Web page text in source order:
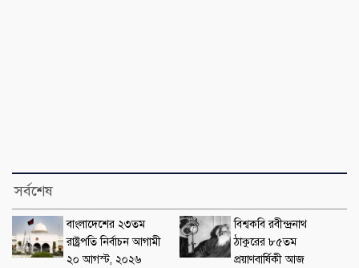
সর্বশেষ
বাংলাদেশের ২৩তম
রাষ্ট্রপতি নির্বাচন আগামী
২০ আগস্ট, ২০২৬
বিশ্বকবি রবীন্দ্রনাথ
ঠাকুরের ৮৫তম
প্রয়াণবার্ষিকী আজ